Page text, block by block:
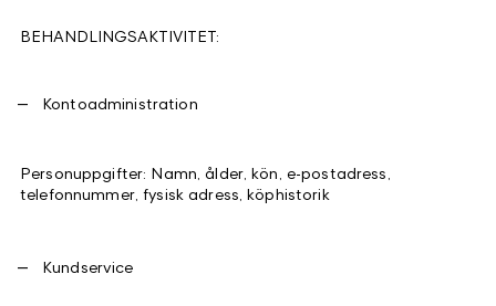
BEHANDLINGSAKTIVITET:
Kontoadministration
Personuppgifter: Namn, ålder, kön, e-postadress,
telefonnummer, fysisk adress, köphistorik
Kundservice